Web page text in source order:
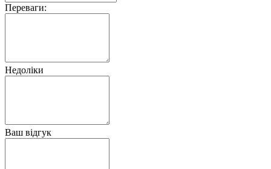
Переваги:
Недоліки
Ваш відгук